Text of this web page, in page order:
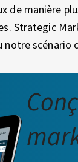
de manière
Strategic
notre scénario